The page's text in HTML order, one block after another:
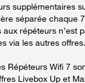
supplémentaires
séparée chaque
aux répéteurs n’est
via les autres offres.
Répéteurs Wifi 7
Livebox Up et